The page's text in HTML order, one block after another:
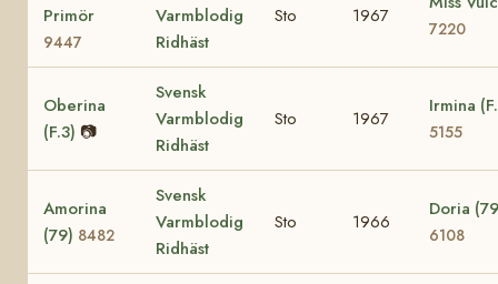
Primör
9447
Varmblodig
Ridhäst
Sto 1967
7220
Oberina
(F.3) 📷
Svensk
Varmblodig
Ridhäst
Sto 1967
Irmina
5155
Amorina
(79) 8482
Svensk
Varmblodig
Ridhäst
Sto 1966
Doria
6108